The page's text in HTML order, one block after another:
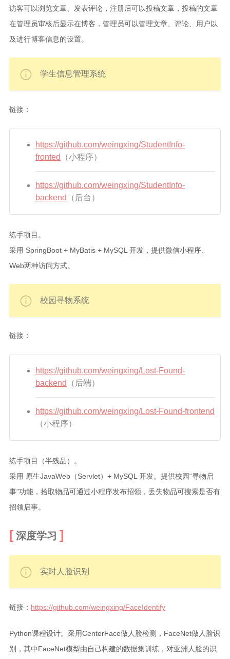
访客可以浏览文章、发表评论，注册后可以投稿文章，投稿的文章
在管理员审核后显示在博客，管理员可以管理文章、评论、用户以
及进行博客信息的设置。
学生信息管理系统
链接：
https://github.com/weingxing/StudentInfo-
fronted
（小程序）
https://github.com/weingxing/StudentInfo-
backend
（后台）
练手项目。
采用 SpringBoot + MyBatis + MySQL 开发，提供微信小程序、
Web两种访问方式。
校园寻物系统
链接：
https://github.com/weingxing/Lost-Found-
backend
（后端）
https://github.com/weingxing/Lost-Found-frontend
（小程序）
练手项目（半残品）。
采用 原生JavaWeb（Servlet）+ MySQL 开发。提供校园“寻物启
事”功能，拾取物品可通过小程序发布招领，丢失物品可搜索是否有
招领启事。
深度学习
实时人脸识别
链接： https://github.com/weingxing/FaceIdentify
Python课程设计。采用CenterFace做人脸检测，FaceNet做人脸识
别，其中FaceNet模型由自己构建的数据集训练，对亚洲人脸的识